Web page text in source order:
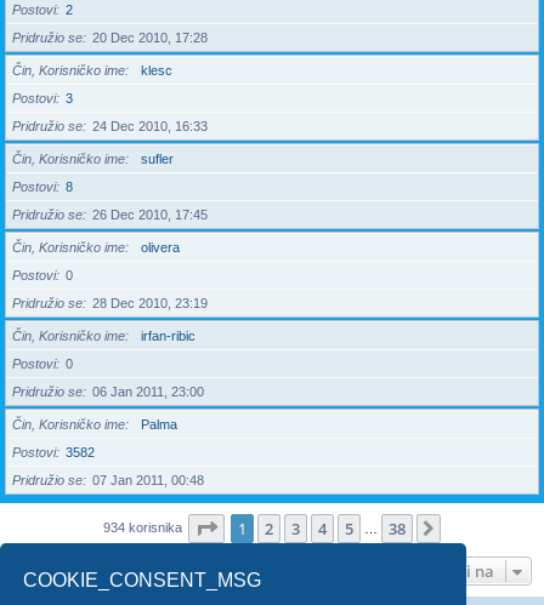
COOKIE_CONSENT_MSG
Postovi
2
Pridružio se
20 Dec 2010, 17:28
Čin, Korisničko ime
klesc
Postovi
3
Pridružio se
24 Dec 2010, 16:33
Čin, Korisničko ime
sufler
Postovi
8
Pridružio se
26 Dec 2010, 17:45
Čin, Korisničko ime
olivera
Postovi
0
Pridružio se
28 Dec 2010, 23:19
Čin, Korisničko ime
irfan-ribic
Postovi
0
Pridružio se
06 Jan 2011, 23:00
Čin, Korisničko ime
Palma
Postovi
3582
Pridružio se
07 Jan 2011, 00:48
934 korisnika Stranica 1od38
1 2 3 4 5 38
Idi na